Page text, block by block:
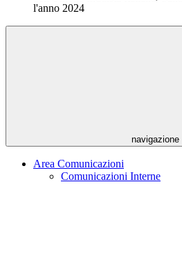
l'anno 2024
navigazione
Area Comunicazioni
Comunicazioni Interne